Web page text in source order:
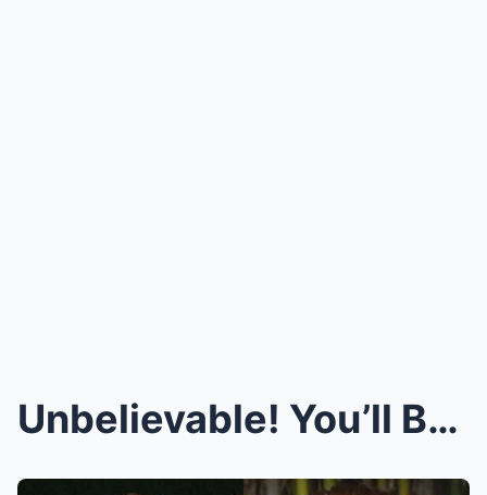
Unbelievable! You’ll Be Amazed — Take Time to Watc...